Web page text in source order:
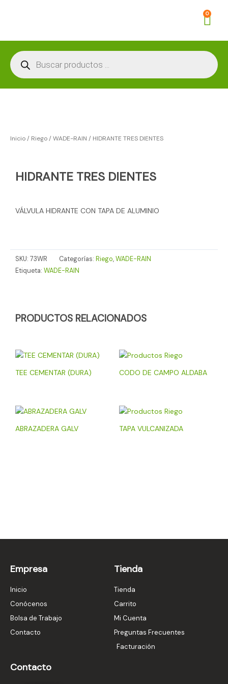
0
Búsqueda
de
productos
Inicio/ Riego/WADE-RAIN / HIDRANTE TRES DIENTES
HIDRANTE TRES DIENTES
VÁLVULA HIDRANTE CON TAPA DE ALUMINIO
SKU: 73WR Categorías: Riego,WADE-RAIN
Etiqueta: WADE-RAIN
PRODUCTOS RELACIONADOS
TEE CEMENTAR (DURA) CODO DE CAMPO ALDABA
ABRAZADERA GALV TAPA VULCANIZADA
Empresa
Inicio
Conócenos
Bolsa de Trabajo
Contacto
Tienda
Tienda
Carrito
Mi Cuenta
Preguntas Frecuentes
Facturación
Contacto